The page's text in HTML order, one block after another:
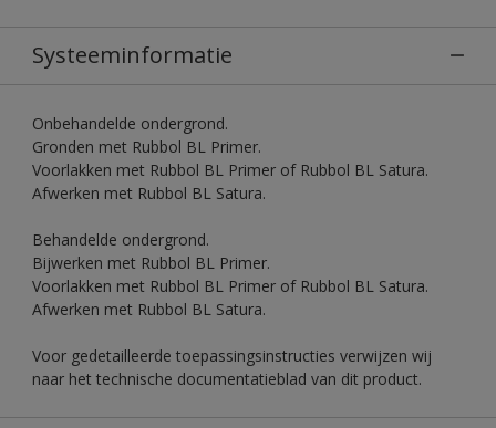
Systeeminformatie
Onbehandelde ondergrond.
Gronden met Rubbol BL Primer.
Voorlakken met Rubbol BL Primer of Rubbol BL Satura.
Afwerken met Rubbol BL Satura.
Behandelde ondergrond.
Bijwerken met Rubbol BL Primer.
Voorlakken met Rubbol BL Primer of Rubbol BL Satura.
Afwerken met Rubbol BL Satura.
Voor gedetailleerde toepassingsinstructies verwijzen wij
naar het technische documentatieblad van dit product.